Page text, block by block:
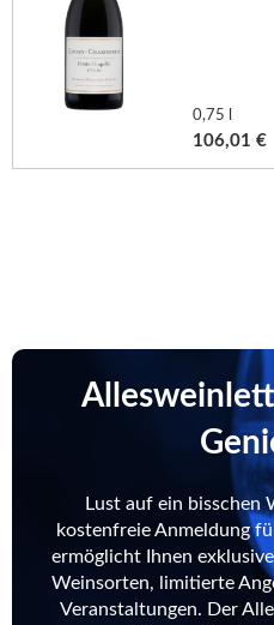
0,75 l
106,01 €
Lust auf ein bisschen
kostenfreie Anmeldung
ermöglicht Ihnen
Weinsorten, limitierte
Veranstaltungen. Der